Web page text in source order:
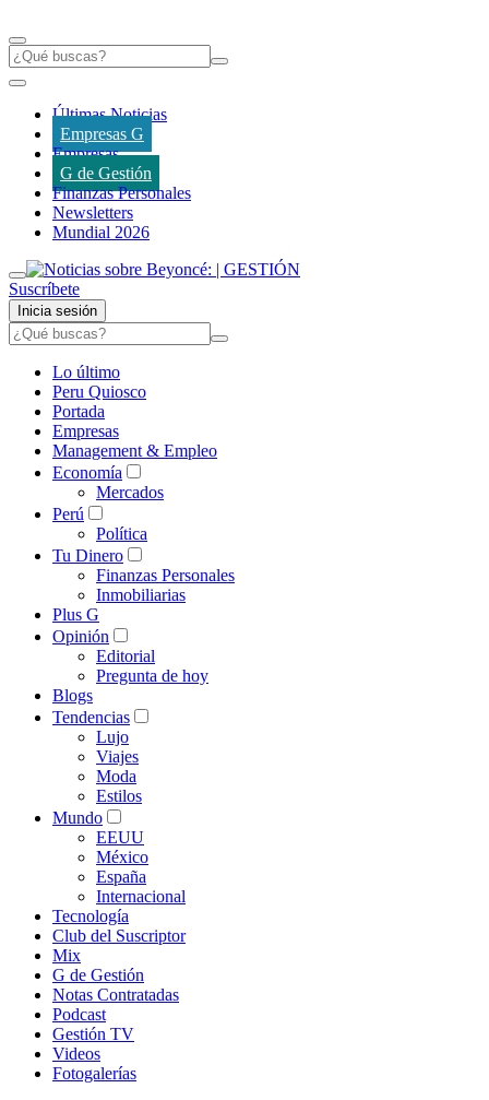
Últimas Noticias
Empresas G
Empresas
G de Gestión
Finanzas Personales
Newsletters
Mundial 2026
Suscríbete
Inicia sesión
Lo último
Peru Quiosco
Portada
Empresas
Management & Empleo
Economía
Mercados
Perú
Política
Tu Dinero
Finanzas Personales
Inmobiliarias
Plus G
Opinión
Editorial
Pregunta de hoy
Blogs
Tendencias
Lujo
Viajes
Moda
Estilos
Mundo
EEUU
México
España
Internacional
Tecnología
Club del Suscriptor
Mix
G de Gestión
Notas Contratadas
Podcast
Gestión TV
Videos
Fotogalerías